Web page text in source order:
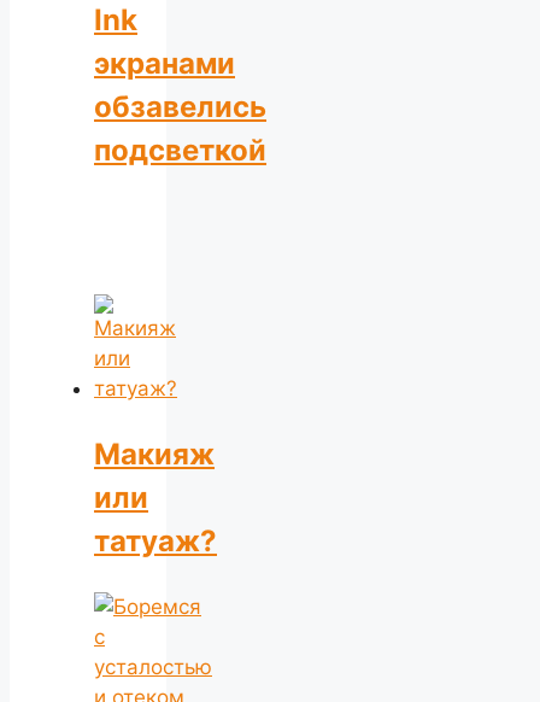
Ink
экранами
обзавелись
подсветкой
Макияж
или
татуаж?